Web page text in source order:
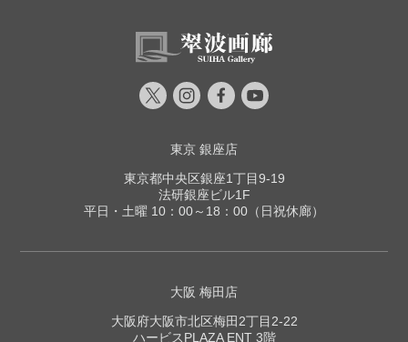
東京 銀座店
東京都中央区銀座1丁目9-19
法研銀座ビル1F
平日・土曜 10：00～18：00（日祝休廊）
大阪 梅田店
大阪府大阪市北区梅田2丁目2-22
ハービスPLAZA ENT 3階